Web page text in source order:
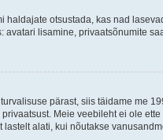
haldajate otsustada, kas nad
avatari lisamine, privaatsõnumite
pärast, siis täidame me
Meie veebileht ei ole
alati, kui nõutakse